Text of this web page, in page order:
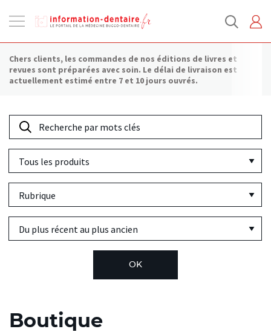
la
Chers clients, les commandes de nos éditions de livres et
revues sont préparées avec soin. Le délai de livraison est
actuellement estimé entre 7 et 10 jours ouvrés.
Recherche
mots
clés
Tous
produits
Rubrique
Tri
OK
Boutique